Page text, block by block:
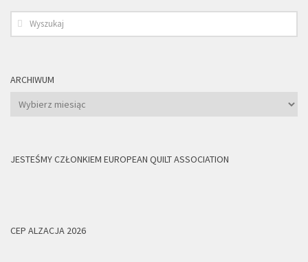
ARCHIWUM
Archiwum
JESTEŚMY CZŁONKIEM EUROPEAN QUILT ASSOCIATION
CEP ALZACJA 2026